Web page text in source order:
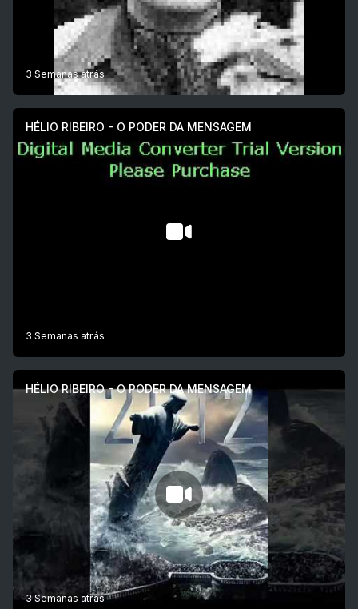
3 Semanas atrás
HÉLIO RIBEIRO - O PODER DA MENSAGEM
3 Semanas atrás
HÉLIO RIBEIRO - O PODER DA MENSAGEM
3 Semanas atrás